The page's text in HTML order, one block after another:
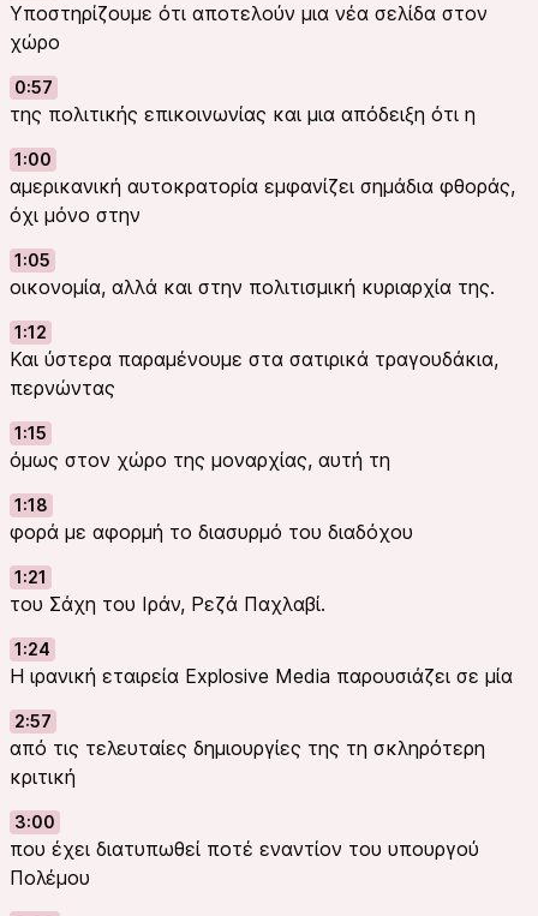
Υποστηρίζουμε ότι αποτελούν μια νέα σελίδα στον
χώρο
0:57
της πολιτικής επικοινωνίας και μια απόδειξη ότι η
1:00
αμερικανική αυτοκρατορία εμφανίζει σημάδια φθοράς,
όχι μόνο στην
1:05
οικονομία, αλλά και στην πολιτισμική κυριαρχία της.
1:12
Και ύστερα παραμένουμε στα σατιρικά τραγουδάκια,
περνώντας
1:15
όμως στον χώρο της μοναρχίας, αυτή τη
1:18
φορά με αφορμή το διασυρμό του διαδόχου
1:21
του Σάχη του Ιράν, Ρεζά Παχλαβί.
1:24
Η ιρανική εταιρεία Explosive Media παρουσιάζει σε μία
2:57
από τις τελευταίες δημιουργίες της τη σκληρότερη
κριτική
3:00
που έχει διατυπωθεί ποτέ εναντίον του υπουργού
Πολέμου